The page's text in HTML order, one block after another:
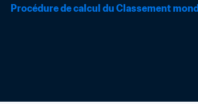
Procédure de calcul du Classement